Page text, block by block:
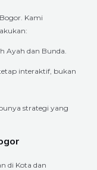
Kami
Ayah dan Bunda.
interaktif, bukan
strategi yang
di Kota dan